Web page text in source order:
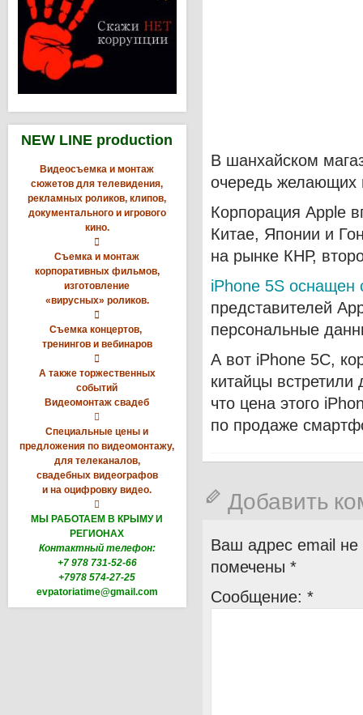
NEW LINE production
Видеосъемка и монтаж
сюжетов для телевидения,
рекламных роликов, клипов,
документального и игрового
кино.

Съемка и монтаж
корпоративных фильмов,
изготовление
«вирусных» роликов.

Съемка концертов,
тренингов и вебинаров

А также торжественных
событий
Видеомонтаж свадеб

Специальные цены и
предложения по видеомонтажу,
для телеканалов,
свадебных видеографов
и на оцифровку видео.

МЫ РАБОТАЕМ В КРЫМУ И
РЕГИОНАХ
Контактный телефон:
+7 978 731-52-66
+7978 574-27-25
evpatoriatime@gmail.com
В шанхайском
очередь желающих
Корпорация Apple
Китае, Японии и
на рынке КНР,
iPhone 5S оснащен
представителей
персональные
А вот iPhone 5С,
китайцы
что цена этого
по продаже
Добавить
Ваш адрес email не
помечены *
Сообщение: *